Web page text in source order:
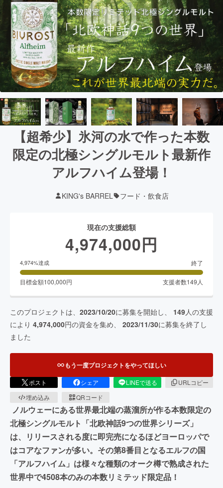
【超希少】氷河の水で作った本数
限定の北極シングルモルト最新作
アルフハイム登場！
KING's BARREL フード・飲食店
現在の支援総額
4,974,000円
4,974%達成 終了
目標金額100,000円 支援者数149 人
このプロジェクトは、 2023/10/20に募集を開始し、 149人の支援
により 4,974,000円の資金を集め、 2023/11/30に募集を終了し
ました
もう一度プロジェクトをやってほしい
ポスト シェア LINEで送る
URLコピー
埋め込み
QRコード
ノルウェーにある世界最北端の蒸溜所が作る本数限定の
北極シングルモルト「北欧神話9つの世界シリーズ」
は、リリースされる度に即完売になるほどヨーロッパで
はコアなファンが多い。その第8番目となるエルフの国
「アルフハイム」は様々な種類のオーク樽で熟成された
世界中で4508本のみの本数リミテッド限定品！